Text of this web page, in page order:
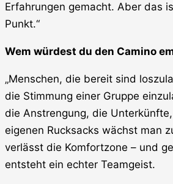
Erfahrungen gemacht. Aber das
Punkt.“
Wem würdest du den Camino
„Menschen, die bereit sind
die Stimmung einer Gruppe
die Anstrengung, die
eigenen Rucksacks wächst man
verlässt die Komfortzone – und
entsteht ein echter Teamgeist.